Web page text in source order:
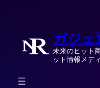
ガジェ
未来のヒット
ット情報メデ